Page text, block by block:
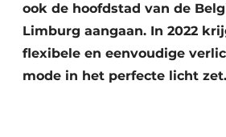
ook de hoofdstad van de
Limburg aangaan. In 2022
flexibele en eenvoudige
mode in het perfecte licht zet.